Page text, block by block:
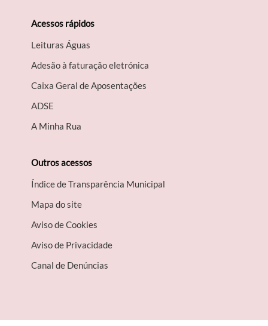
Acessos rápidos
Leituras Águas
Adesão à faturação eletrónica
Caixa Geral de Aposentações
A​DSE
A Minha Rua
Outros acessos
Índice de Transparência Municipal
Mapa do site
Aviso de Cookies
Aviso de Privacidade
Canal de Denúncias